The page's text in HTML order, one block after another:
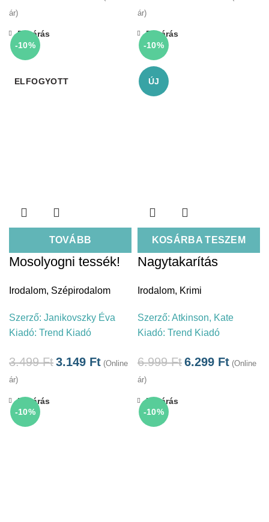
ár)
ár)
-10%
ELFOGYOTT
TOVÁBB
Bezárás
Mosolyogni tessék!
Irodalom, Szépirodalom
Szerző: Janikovszky Éva
Kiadó: Trend Kiadó
3.499Ft3.149 Ft (Online
ár)
-10%
ÚJ
KOSÁRBA TESZEM
Bezárás
Nagytakarítás
Irodalom, Krimi
Szerző: Atkinson, Kate
Kiadó: Trend Kiadó
6.999Ft6.299 Ft (Online
ár)
-10%
Bezárás
-10%
Bezárás